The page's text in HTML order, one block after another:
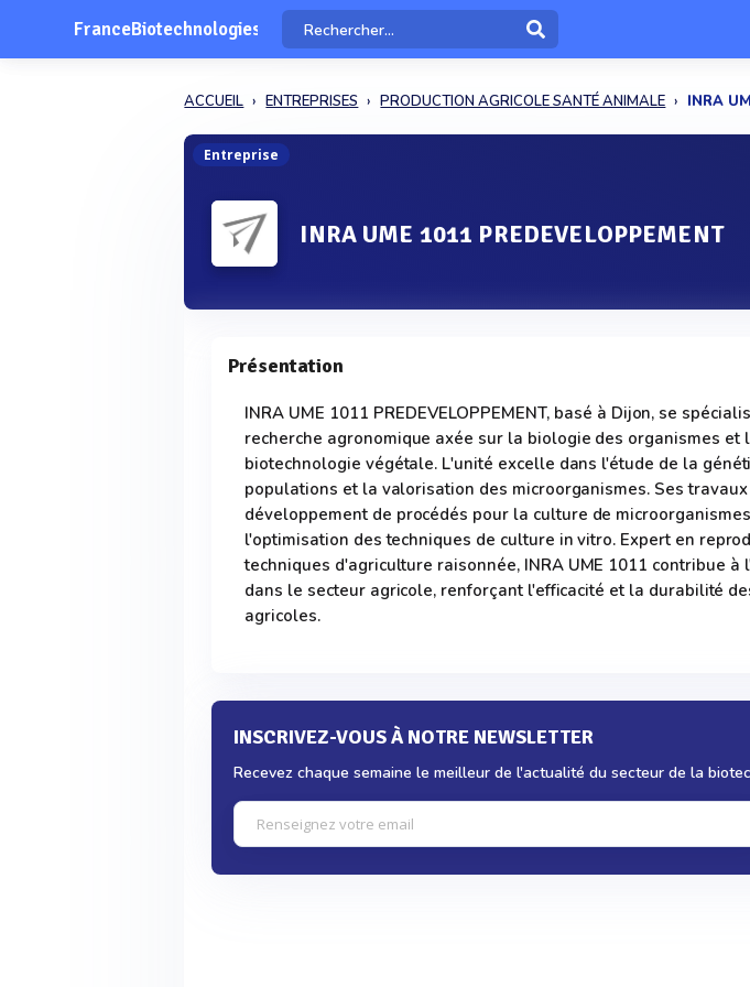
FranceBiotechnologies
ACCUEIL ENTREPRISES PRODUCTION AGRICOLE SANTÉ ANIMALE INRA
Entreprise
INRA UME 1011 PREDEVELOPPEMENT
Présentation
INRA UME 1011 PREDEVELOPPEMENT, basé à Dijon, se
recherche agronomique axée sur la biologie des organismes et
biotechnologie végétale. L'unité excelle dans l'étude de la
populations et la valorisation des microorganismes. Ses
développement de procédés pour la culture de
l'optimisation des techniques de culture in vitro. Expert en
techniques d'agriculture raisonnée, INRA UME 1011 contribue à
dans le secteur agricole, renforçant l'efficacité et la durabilité
agricoles.
INSCRIVEZ-VOUS À NOTRE NEWSLETTER
Recevez chaque semaine le meilleur de l'actualité du secteur de la